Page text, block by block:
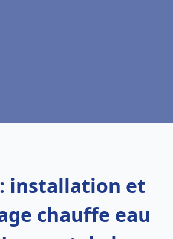
installation et
chauffe eau